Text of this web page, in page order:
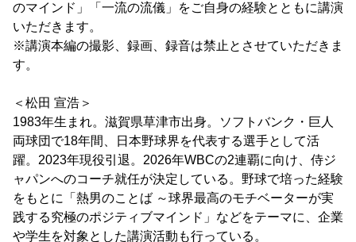
のマインド」「一流の流儀」をご自身の経験とともに講演
いただきます。
※講演本編の撮影、録画、録音は禁止とさせていただきま
す。
＜松田 宣浩＞
1983年生まれ。滋賀県草津市出身。ソフトバンク・巨人
両球団で18年間、日本野球界を代表する選手として活
躍。2023年現役引退。2026年WBCの2連覇に向け、侍ジ
ャパンへのコーチ就任が決定している。野球で培った経験
をもとに「熱男のことば ～球界最高のモチベーターが実
践する究極のポジティブマインド」などをテーマに、企業
や学生を対象とした講演活動も行っている。